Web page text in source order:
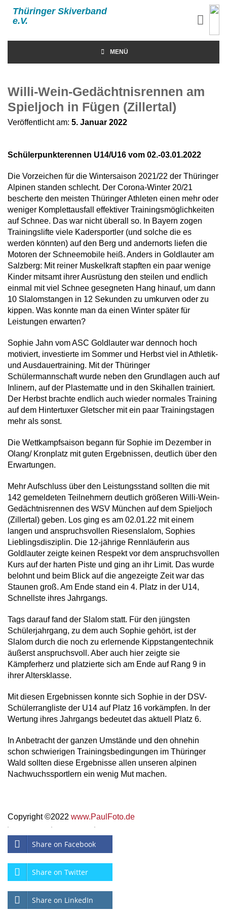
Thüringer Skiverband
e.V.
MENÜ
Willi-Wein-Gedächtnisrennen am
Spieljoch in Fügen (Zillertal)
Veröffentlicht am: 5. Januar 2022
Schülerpunkterennen U14/U16 vom 02.-03.01.2022
Die Vorzeichen für die Wintersaison 2021/22 der Thüringer
Alpinen standen schlecht. Der Corona-Winter 20/21
bescherte den meisten Thüringer Athleten einen mehr oder
weniger Komplettausfall effektiver Trainingsmöglichkeiten
auf Schnee. Das war nicht überall so. In Bayern zogen
Trainingslifte viele Kadersportler (und solche die es
werden könnten) auf den Berg und andernorts liefen die
Motoren der Schneemobile heiß. Anders in Goldlauter am
Salzberg: Mit reiner Muskelkraft stapften ein paar wenige
Kinder mitsamt ihrer Ausrüstung den steilen und endlich
einmal mit viel Schnee gesegneten Hang hinauf, um dann
10 Slalomstangen in 12 Sekunden zu umkurven oder zu
kippen. Was konnte man da einen Winter später für
Leistungen erwarten?
Sophie Jahn vom ASC Goldlauter war dennoch hoch
motiviert, investierte im Sommer und Herbst viel in Athletik-
und Ausdauertraining. Mit der Thüringer
Schülermannschaft wurde neben den Grundlagen auch auf
Inlinern, auf der Plastematte und in den Skihallen trainiert.
Der Herbst brachte endlich auch wieder normales Training
auf dem Hintertuxer Gletscher mit ein paar Trainingstagen
mehr als sonst.
Die Wettkampfsaison begann für Sophie im Dezember in
Olang/ Kronplatz mit guten Ergebnissen, deutlich über den
Erwartungen.
Mehr Aufschluss über den Leistungsstand sollten die mit
142 gemeldeten Teilnehmern deutlich größeren Willi-Wein-
Gedächtnisrennen des WSV München auf dem Spieljoch
(Zillertal) geben. Los ging es am 02.01.22 mit einem
langen und anspruchsvollen Riesenslalom, Sophies
Lieblingsdisziplin. Die 12-jährige Rennläuferin aus
Goldlauter zeigte keinen Respekt vor dem anspruchsvollen
Kurs auf der harten Piste und ging an ihr Limit. Das wurde
belohnt und beim Blick auf die angezeigte Zeit war das
Staunen groß. Am Ende stand ein 4. Platz in der U14,
Schnellste ihres Jahrgangs.
Tags darauf fand der Slalom statt. Für den jüngsten
Schülerjahrgang, zu dem auch Sophie gehört, ist der
Slalom durch die noch zu erlernende Kippstangentechnik
äußerst anspruchsvoll. Aber auch hier zeigte sie
Kämpferherz und platzierte sich am Ende auf Rang 9 in
ihrer Altersklasse.
Mit diesen Ergebnissen konnte sich Sophie in der DSV-
Schülerrangliste der U14 auf Platz 16 vorkämpfen. In der
Wertung ihres Jahrgangs bedeutet das aktuell Platz 6.
In Anbetracht der ganzen Umstände und den ohnehin
schon schwierigen Trainingsbedingungen im Thüringer
Wald sollten diese Ergebnisse allen unseren alpinen
Nachwuchssportlern ein wenig Mut machen.
Copyright ©2022 www.PaulFoto.de
Share on Facebook
Share on Twitter
Share on LinkedIn